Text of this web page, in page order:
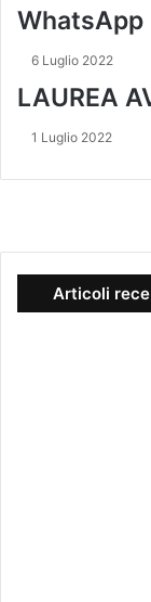
-
c
n
u
S
WhatsApp
6 Luglio 2022
LAUREA
1 Luglio 2022
Articoli